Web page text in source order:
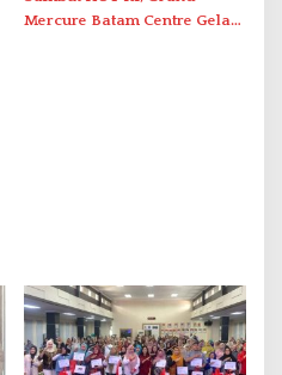
Mercure Batam Centre Gelar